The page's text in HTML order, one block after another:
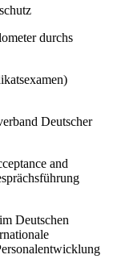
durchs
Deutscher
and
Deutschen